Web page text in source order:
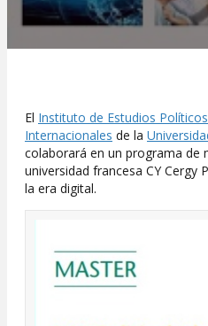
El Instituto de Estudios
Internacionales de la
colaborará en un programa de
universidad francesa CY Cergy
la era digital.